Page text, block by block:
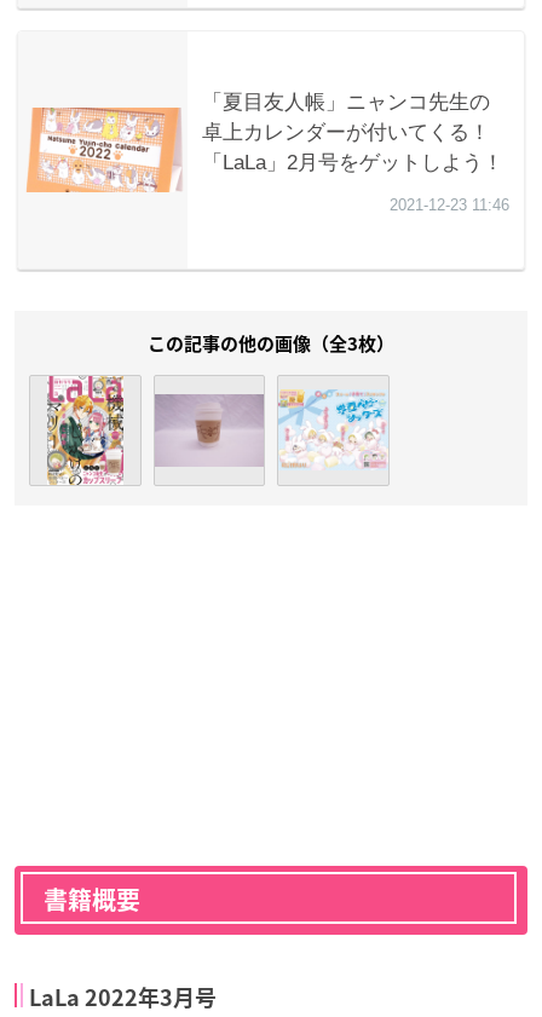
この記事の他の画像（全3枚）
書籍概要
LaLa 2022年3月号